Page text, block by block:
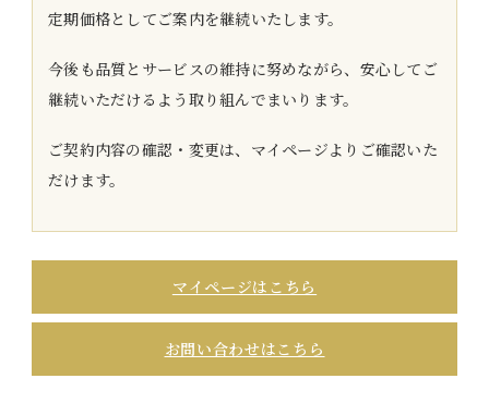
定期価格としてご案内を継続いたします。
今後も品質とサービスの維持に努めながら、安心してご
継続いただけるよう取り組んでまいります。
ご契約内容の確認・変更は、マイページよりご確認いた
だけます。
マイページはこちら
お問い合わせはこちら